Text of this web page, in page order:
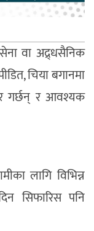
वा अद्र्धसैनिक
चिया बगानमा
गर्छन् र आवश्यक
लागि विभिन्न
सिफारिस पनि